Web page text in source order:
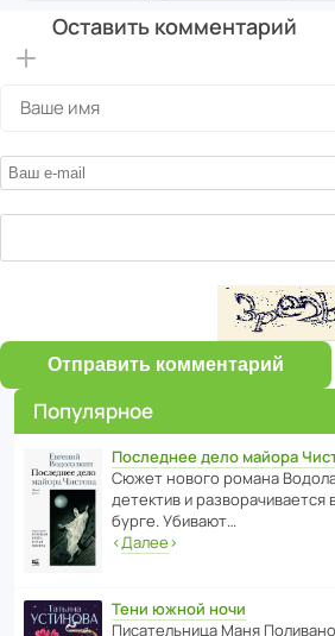
Оставить комментарий
Отправить комментарий
Популярное
Последнее дело майора
Сюжет нового романа
дете­ктив и
бурге. Убивают…
‹Далее›
Тени южной ночи
Писа­тель­ница Маня